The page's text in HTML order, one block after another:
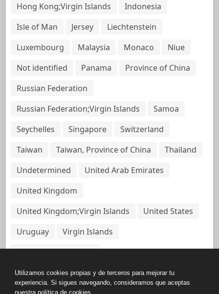
Hong Kong;Virgin Islands
Indonesia
Isle of Man
Jersey
Liechtenstein
Luxembourg
Malaysia Monaco
Niue
Not identified
Panama
Province of China
Russian Federation
Russian Federation;Virgin Islands
Samoa
Seychelles
Singapore
Switzerland
Taiwan
Taiwan, Province of China
Thailand
Undetermined
United Arab Emirates
United Kingdom
United Kingdom;Virgin Islands
United States
Uruguay
Virgin Islands
Virgin Islands, British
Utilizamos cookies propias y de terceros para mejorar tu
experiencia. Si sigues navegando, consideramos que aceptas
nuestra política de cookies